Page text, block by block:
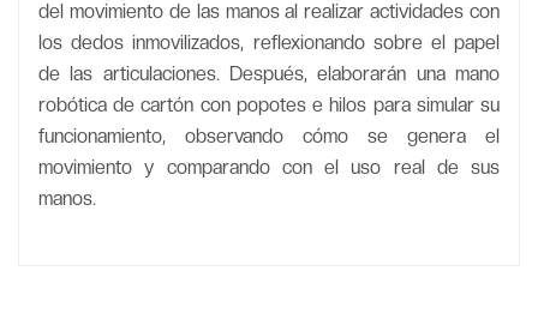
del movimiento de las manos al realizar actividades con
los dedos inmovilizados, reflexionando sobre el papel
de las articulaciones. Después, elaborarán una mano
robótica de cartón con popotes e hilos para simular su
funcionamiento, observando cómo se genera el
movimiento y comparando con el uso real de sus
manos.